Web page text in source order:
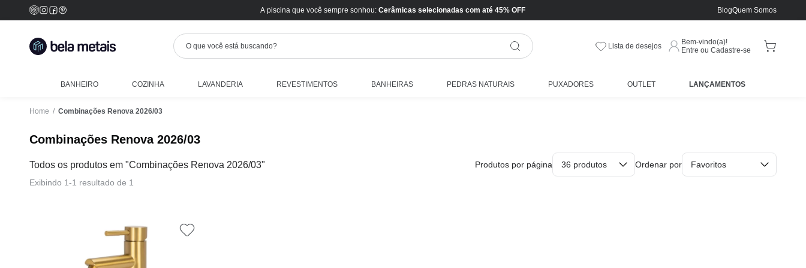
A piscina que você sempre sonhou: Cerâmicas selecionadas com até 45% OFF BlogQuem Somos
Lista de desejos
Bem-vindo(a)!
Entre ou Cadastre-se
BANHEIRO COZINHA LAVANDERIA REVESTIMENTOS BANHEIRAS PEDRAS NATURAIS PUXADORES OUTLET LANÇAMENTOS
Home / Combinações Renova 2026/03
Combinações Renova 2026/03
Todos os produtos em "Combinações Renova 2026/03" Produtos por página 36 produtos Ordenar por
Favoritos
Exibindo 1-1 resultado de 1